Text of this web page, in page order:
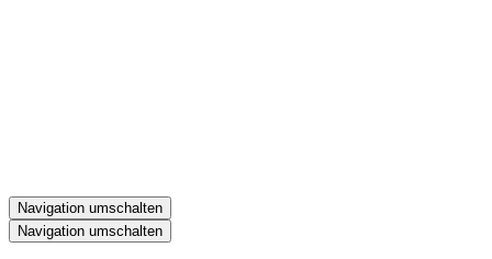
Navigation umschalten
Navigation umschalten